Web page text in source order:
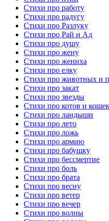
Стихи про работу
Стихи про радугу
Стихи про Разлуку
Стихи про Рай и Ад
Стихи про душу
Стихи про жену
Стихи про жениха
Стихи про елку
Стихи про животных и
Стихи про закат
Стихи про звезды
Стихи про котов и кошек
Стихи про ландыши
Стихи про лето
Стихи про ложь
Стихи про армию
Стихи про бабушку
Стихи про бессмертие
Стихи про боль
Стихи про брата
Стихи про весну
Стихи про ветер
Стихи про вечер
Стихи про волны